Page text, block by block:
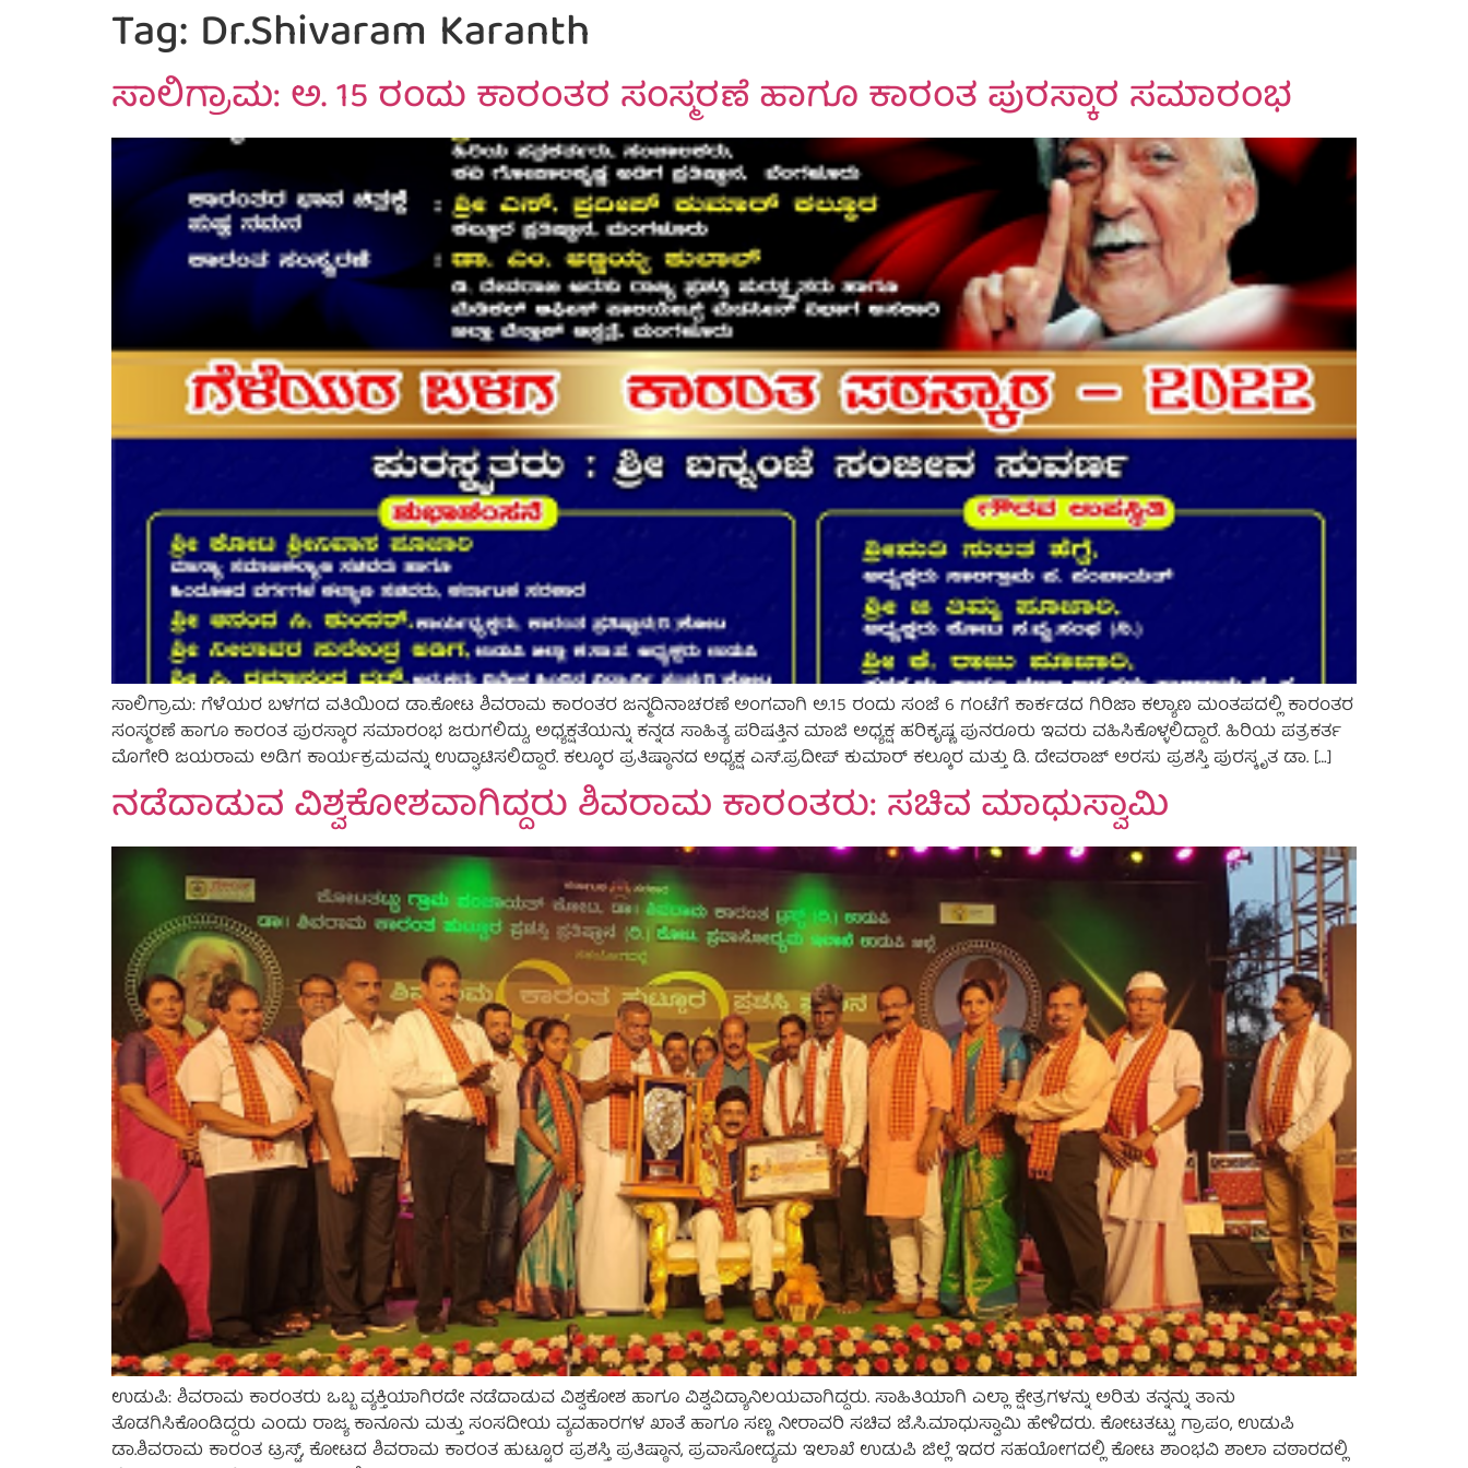
Tag: Dr.Shivaram Karanth
ಸಾಲಿಗ್ರಾಮ: ಅ. 15 ರಂದು ಕಾರಂತರ ಸಂಸ್ಮರಣೆ ಹಾಗೂ ಕಾರಂತ ಪುರಸ್ಕಾರ ಸಮಾರಂಭ
ಸಾಲಿಗ್ರಾಮ: ಗೆಳೆಯರ ಬಳಗದ ವತಿಯಿಂದ ಡಾ.ಕೋಟ ಶಿವರಾಮ ಕಾರಂತರ ಜನ್ಮದಿನಾಚರಣೆ ಅಂಗವಾಗಿ ಅ.15 ರಂದು ಸಂಜೆ 6 ಗಂಟೆಗೆ ಕಾರ್ಕಡದ ಗಿರಿಜಾ ಕಲ್ಯಾಣ ಮಂತಪದಲ್ಲಿ ಕಾರಂತರ
ಸಂಸ್ಮರಣೆ ಹಾಗೂ ಕಾರಂತ ಪುರಸ್ಕಾರ ಸಮಾರಂಭ ಜರುಗಲಿದ್ದು, ಅಧ್ಯಕ್ಷತೆಯನ್ನು ಕನ್ನಡ ಸಾಹಿತ್ಯ ಪರಿಷತ್ತಿನ ಮಾಜಿ ಅಧ್ಯಕ್ಷ ಹರಿಕೃಷ್ಣ ಪುನರೂರು ಇವರು ವಹಿಸಿಕೊಳ್ಳಲಿದ್ದಾರೆ. ಹಿರಿಯ ಪತ್ರಕರ್ತ
ಮೊಗೇರಿ ಜಯರಾಮ ಅಡಿಗ ಕಾರ್ಯಕ್ರಮವನ್ನು ಉದ್ಘಾಟಿಸಲಿದ್ದಾರೆ. ಕಲ್ಕೂರ ಪ್ರತಿಷ್ಠಾನದ ಅಧ್ಯಕ್ಷ ಎಸ್.ಪ್ರದೀಪ್ ಕುಮಾರ್ ಕಲ್ಕೂರ ಮತ್ತು ಡಿ. ದೇವರಾಜ್ ಅರಸು ಪ್ರಶಸ್ತಿ ಪುರಸ್ಕೃತ ಡಾ. […]
ನಡೆದಾಡುವ ವಿಶ್ವಕೋಶವಾಗಿದ್ದರು ಶಿವರಾಮ ಕಾರಂತರು: ಸಚಿವ ಮಾಧುಸ್ವಾಮಿ
ಉಡುಪಿ: ಶಿವರಾಮ ಕಾರಂತರು ಒಬ್ಬ ವ್ಯಕ್ತಿಯಾಗಿರದೇ ನಡೆದಾಡುವ ವಿಶ್ವಕೋಶ ಹಾಗೂ ವಿಶ್ವವಿದ್ಯಾನಿಲಯವಾಗಿದ್ದರು. ಸಾಹಿತಿಯಾಗಿ ಎಲ್ಲಾ ಕ್ಷೇತ್ರಗಳನ್ನು ಅರಿತು ತನ್ನನ್ನು ತಾನು
ತೊಡಗಿಸಿಕೊಂಡಿದ್ದರು ಎಂದು ರಾಜ್ಯ ಕಾನೂನು ಮತ್ತು ಸಂಸದೀಯ ವ್ಯವಹಾರಗಳ ಖಾತೆ ಹಾಗೂ ಸಣ್ಣ ನೀರಾವರಿ ಸಚಿವ ಜೆ.ಸಿ.ಮಾಧುಸ್ವಾಮಿ ಹೇಳಿದರು. ಕೋಟತಟ್ಟು ಗ್ರಾಪಂ, ಉಡುಪಿ
ಡಾ.ಶಿವರಾಮ ಕಾರಂತ ಟ್ರಸ್ಟ್, ಕೋಟದ ಶಿವರಾಮ ಕಾರಂತ ಹುಟ್ಟೂರ ಪ್ರಶಸ್ತಿ ಪ್ರತಿಷ್ಠಾನ, ಪ್ರವಾಸೋದ್ಯಮ ಇಲಾಖೆ ಉಡುಪಿ ಜಿಲ್ಲೆ ಇದರ ಸಹಯೋಗದಲ್ಲಿ ಕೋಟ ಶಾಂಭವಿ ಶಾಲಾ ವಠಾರದಲ್ಲಿ